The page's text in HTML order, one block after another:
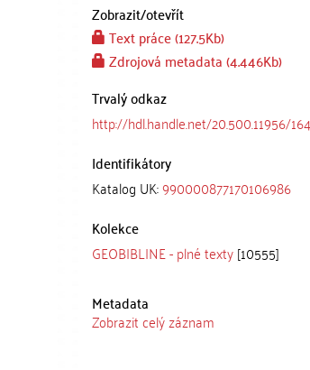
Zobrazit/otevřít
Text práce (127.5Kb)
Zdrojová metadata (4.446Kb)
Trvalý odkaz
http://hdl.handle.net/20.500.11956/
Identifikátory
Katalog UK:990000877170106986
Kolekce
GEOBIBLINE - plné texty[10555]
Metadata
Zobrazit celý záznam